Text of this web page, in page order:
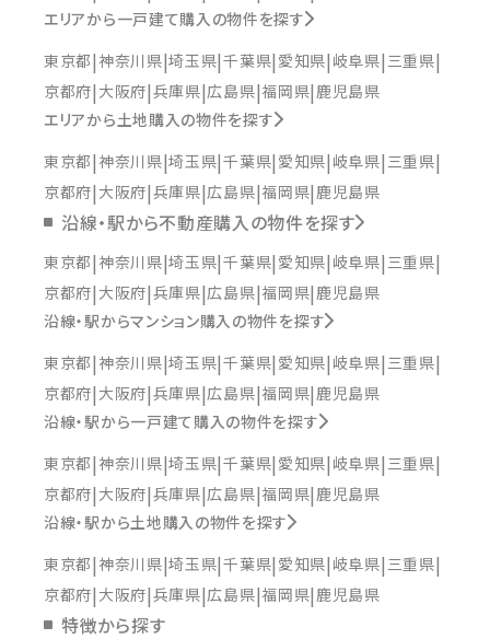
エリアから一戸建て購入の物件を探す
東京都 神奈川県 埼玉県 千葉県 愛知県 岐阜県 三重県
京都府 大阪府 兵庫県 広島県 福岡県 鹿児島県
エリアから土地購入の物件を探す
東京都 神奈川県 埼玉県 千葉県 愛知県 岐阜県 三重県
京都府 大阪府 兵庫県 広島県 福岡県 鹿児島県
沿線・駅から不動産購入の物件を探す
東京都 神奈川県 埼玉県 千葉県 愛知県 岐阜県 三重県
京都府 大阪府 兵庫県 広島県 福岡県 鹿児島県
沿線・駅からマンション購入の物件を探す
東京都 神奈川県 埼玉県 千葉県 愛知県 岐阜県 三重県
京都府 大阪府 兵庫県 広島県 福岡県 鹿児島県
沿線・駅から一戸建て購入の物件を探す
東京都 神奈川県 埼玉県 千葉県 愛知県 岐阜県 三重県
京都府 大阪府 兵庫県 広島県 福岡県 鹿児島県
沿線・駅から土地購入の物件を探す
東京都 神奈川県 埼玉県 千葉県 愛知県 岐阜県 三重県
京都府 大阪府 兵庫県 広島県 福岡県 鹿児島県
特徴から探す